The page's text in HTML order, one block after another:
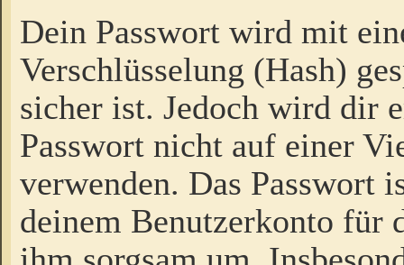
Dein Passwort wird mit
Verschlüsselung (Hash)
sicher ist. Jedoch wird dir
Passwort nicht auf einer
verwenden. Das Passwort
deinem Benutzerkonto für